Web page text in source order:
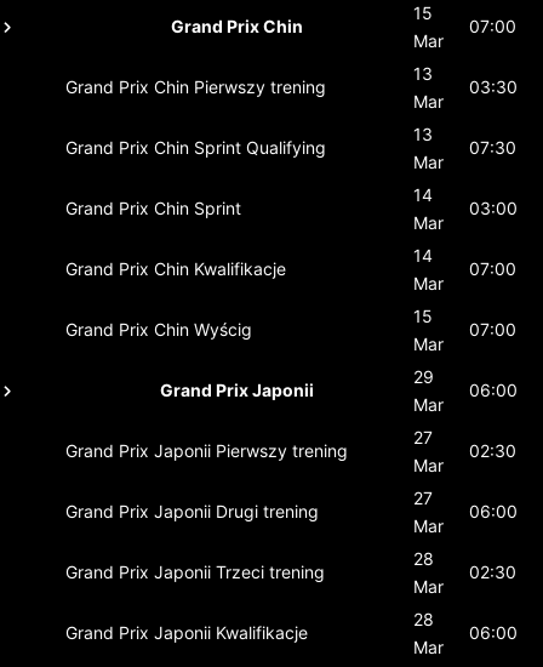
Grand Prix Chin
15
Mar
07:00
Grand Prix Chin Pierwszy trening
13
Mar
03:30
Grand Prix Chin Sprint Qualifying
13
Mar
07:30
Grand Prix Chin Sprint
14
Mar
03:00
Grand Prix Chin Kwalifikacje
14
Mar
07:00
Grand Prix Chin Wyścig
15
Mar
07:00
Grand Prix Japonii
29
Mar
06:00
Grand Prix Japonii Pierwszy trening
27
Mar
02:30
Grand Prix Japonii Drugi trening
27
Mar
06:00
Grand Prix Japonii Trzeci trening
28
Mar
02:30
Grand Prix Japonii Kwalifikacje
28
Mar
06:00